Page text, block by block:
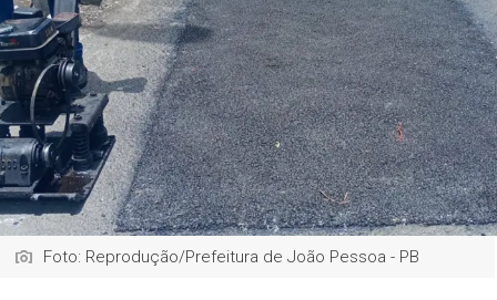
Foto: Reprodução/Prefeitura de João Pessoa - PB